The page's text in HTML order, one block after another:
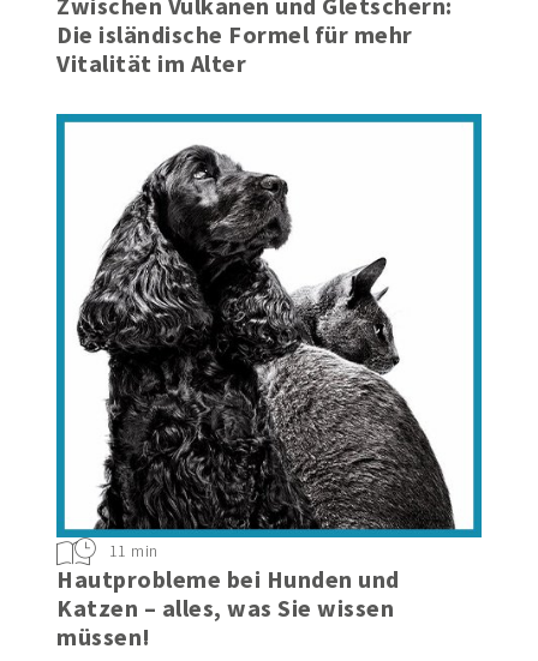
Zwischen Vulkanen und Gletschern:
Die isländische Formel für mehr
9 min
Hautprobleme bei Hunden und
Katzen – alles, was Sie wissen
11 min